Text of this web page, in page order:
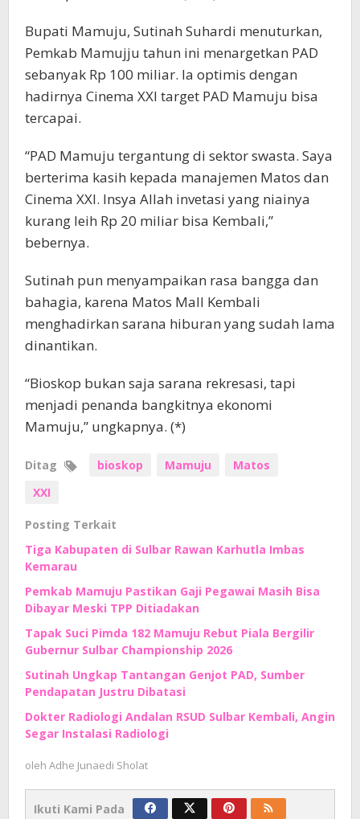
Bupati Mamuju, Sutinah Suhardi menuturkan,
Pemkab Mamujju tahun ini menargetkan PAD
sebanyak Rp 100 miliar. Ia optimis dengan
hadirnya Cinema XXI target PAD Mamuju bisa
tercapai.
“PAD Mamuju tergantung di sektor swasta. Saya
berterima kasih kepada manajemen Matos dan
Cinema XXI. Insya Allah invetasi yang niainya
kurang leih Rp 20 miliar bisa Kembali,”
bebernya.
Sutinah pun menyampaikan rasa bangga dan
bahagia, karena Matos Mall Kembali
menghadirkan sarana hiburan yang sudah lama
dinantikan.
“Bioskop bukan saja sarana rekresasi, tapi
menjadi penanda bangkitnya ekonomi
Mamuju,” ungkapnya. (*)
Ditag bioskop Mamuju
Matos
XXI
Posting Terkait
Tiga Kabupaten di Sulbar Rawan Karhutla Imbas
Kemarau
Pemkab Mamuju Pastikan Gaji Pegawai Masih Bisa
Dibayar Meski TPP Ditiadakan
Tapak Suci Pimda 182 Mamuju Rebut Piala Bergilir
Gubernur Sulbar Championship 2026
Sutinah Ungkap Tantangan Genjot PAD, Sumber
Pendapatan Justru Dibatasi
Dokter Radiologi Andalan RSUD Sulbar Kembali, Angin
Segar Instalasi Radiologi
oleh Adhe Junaedi Sholat
Ikuti Kami Pada